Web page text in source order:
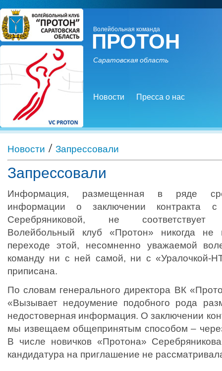
Волейбольная команда
ПРОТОН
Саратовская область
Новости Пресса о нас
Новости / Запрессовали
Запрессовали
Информация, размещенная в ряде
информации о заключении контракта
Серебряниковой, не соответствует
Волейбольный клуб «Протон» никогда не
переходе этой, несомненно уважаемой
команду ни с ней самой, ни с «Уралочкой-
приписана.
По словам генерального директора ВК
«Вызывает недоумение подобного рода
недостоверная информация. О заключении
мы извещаем общепринятым способом –
В числе новичков «Протона»
кандидатура на приглашение не